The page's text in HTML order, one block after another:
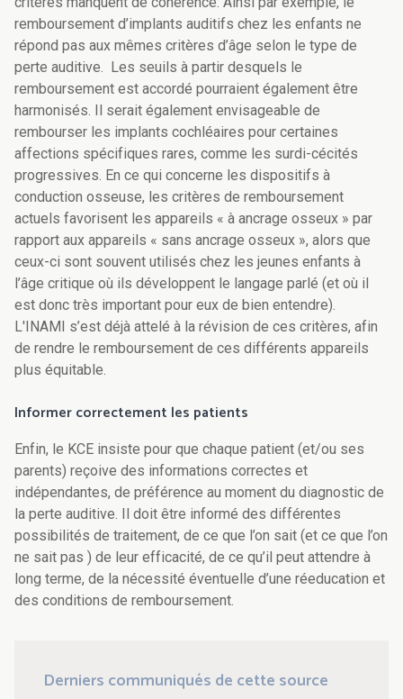
remboursement d’implants auditifs chez les enfants ne
répond pas aux mêmes critères d’âge selon le type de
perte auditive. Les seuils à partir desquels le
remboursement est accordé pourraient également être
harmonisés. Il serait également envisageable de
rembourser les implants cochléaires pour certaines
affections spécifiques rares, comme les surdi-cécités
progressives. En ce qui concerne les dispositifs à
conduction osseuse, les critères de remboursement
actuels favorisent les appareils « à ancrage osseux » par
rapport aux appareils « sans ancrage osseux », alors que
ceux-ci sont souvent utilisés chez les jeunes enfants à
l’âge critique où ils développent le langage parlé (et où il
est donc très important pour eux de bien entendre).
L'INAMI s’est déjà attelé à la révision de ces critères, afin
de rendre le remboursement de ces différents appareils
plus équitable.
Informer correctement les patients
Enfin, le KCE insiste pour que chaque patient (et/ou ses
parents) reçoive des informations correctes et
indépendantes, de préférence au moment du diagnostic de
la perte auditive. Il doit être informé des différentes
possibilités de traitement, de ce que l’on sait (et ce que l’on
ne sait pas ) de leur efficacité, de ce qu’il peut attendre à
long terme, de la nécessité éventuelle d’une réeducation et
des conditions de remboursement.
Derniers communiqués de cette source